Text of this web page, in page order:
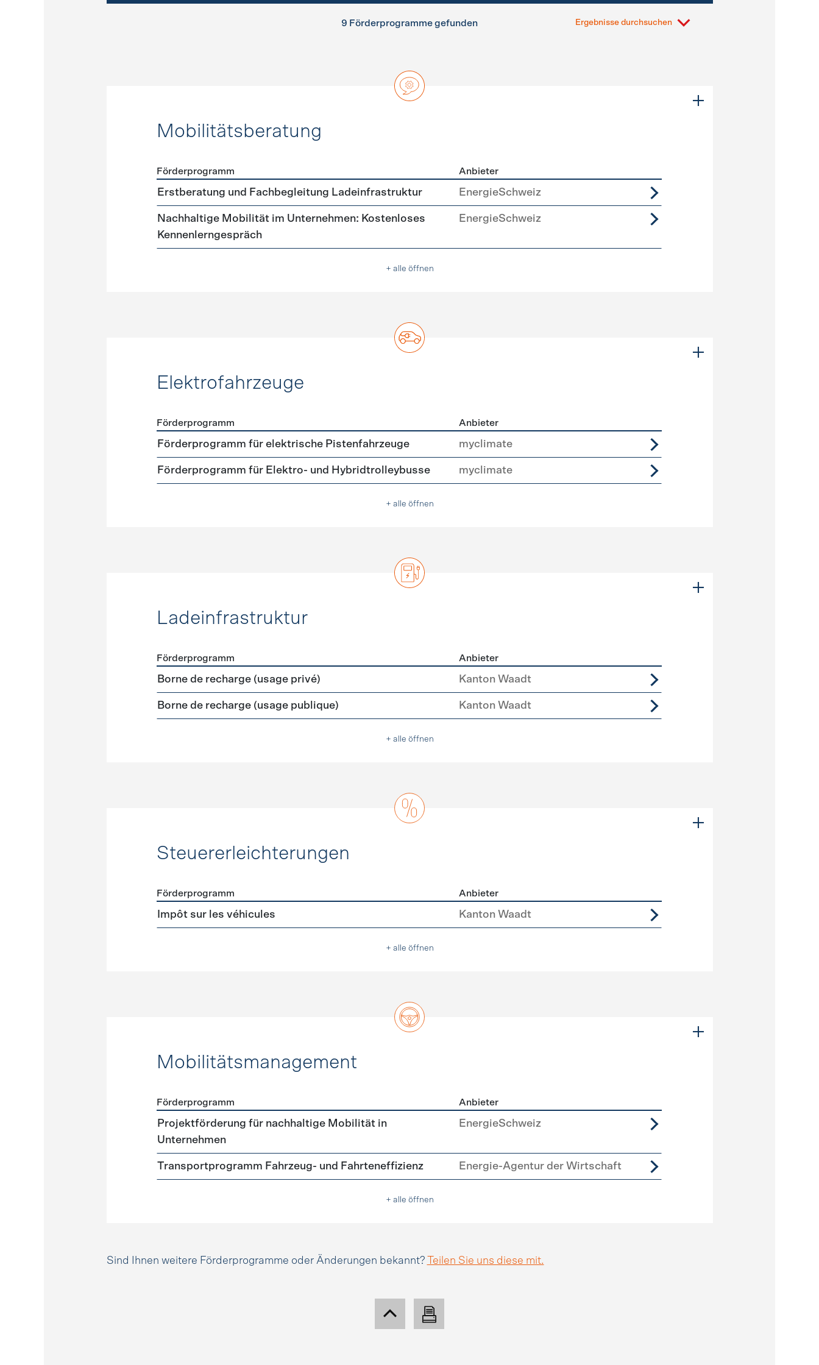
9 Förderprogramme gefunden Ergebnisse durchsuchen
Mobilitätsberatung
Förderprogramme Mobilitätsberatung
Förderprogramm Anbieter
Erstberatung und Fachbegleitung Ladeinfrastruktur EnergieSchweiz
Nachhaltige Mobilität im Unternehmen: Kostenloses
Kennenlerngespräch
EnergieSchweiz
+ alle öffnen
Elektrofahrzeuge
Förderprogramme Elektrofahrzeuge
Förderprogramm Anbieter
Förderprogramm für elektrische Pistenfahrzeuge myclimate
Förderprogramm für Elektro- und Hybridtrolleybusse myclimate
+ alle öffnen
Ladeinfrastruktur
Förderprogramme Ladeinfrastruktur
Förderprogramm Anbieter
Borne de recharge (usage privé) Kanton Waadt
Borne de recharge (usage publique) Kanton Waadt
+ alle öffnen
Steuererleichterungen
Förderprogramme Steuererleichterungen
Förderprogramm Anbieter
Impôt sur les véhicules Kanton Waadt
+ alle öffnen
Mobilitätsmanagement
Förderprogramme Mobilitätsmanagement
Förderprogramm Anbieter
Projektförderung für nachhaltige Mobilität in
Unternehmen
EnergieSchweiz
Transportprogramm Fahrzeug- und Fahrteneffizienz Energie-Agentur der Wirtschaft
+ alle öffnen
Sind Ihnen weitere Förderprogramme oder Änderungen bekannt? Teilen Sie uns diese mit.